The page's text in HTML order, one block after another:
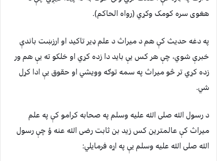
هغوی سره کومک وکړي (رواه الحاکم).
په دغه حدیث کې هم د میراث د علم ډیر تاکید او ارزښت باندې
خبرې شوي، چې هر کس یې باید دا زده کړي او خلکو ته یې هم ور
زده کړي تر څو میراث په سمه توګه وویشي او حقوق یې ادا کړل
شي.
د رسول الله صلی الله عليه وسلم په صحابه کرامو کې په علم
ميراث کې عالمترين کس زيد بن ثابت رضی الله عنه ؤ چې رسول
الله صلی الله عليه وسلم يې په اړه فرمايلي: